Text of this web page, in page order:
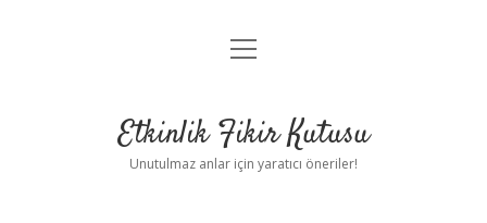
Anasayfa
Yasal Uyarı
menüyü
Etkinlik Fikir Kutusu
Unutulmaz anlar için yaratıcı öneriler!